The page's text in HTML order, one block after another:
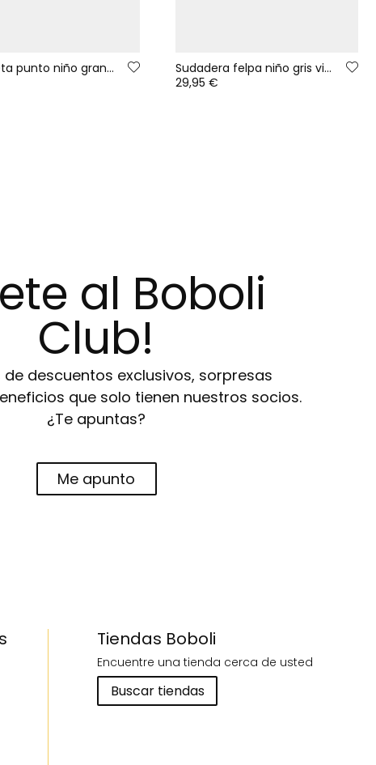
Camiseta punto niño granate estampado Keep Cool
Sudadera felpa niño gris vigoré listada multicolor
29,95 €
al Boboli
Club!
descuentos exclusivos, sorpresas
que solo tienen nuestros socios.
¿Te apuntas?
Me apunto
Tiendas Boboli
Encuentre una tienda cerca de usted
Buscar tiendas